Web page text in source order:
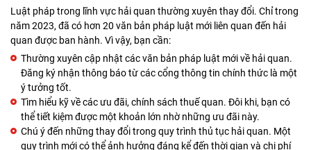
Luật pháp trong lĩnh vực hải quan thường xuyên thay đổi. Chỉ trong
năm 2023, đã có hơn 20 văn bản pháp luật mới liên quan đến hải
quan được ban hành. Vì vậy, bạn cần:
Thường xuyên cập nhật các văn bản pháp luật mới về hải quan.
Đăng ký nhận thông báo từ các cổng thông tin chính thức là một
ý tưởng tốt.
Tìm hiểu kỹ về các ưu đãi, chính sách thuế quan. Đôi khi, bạn có
thể tiết kiệm được một khoản lớn nhờ những ưu đãi này.
Chú ý đến những thay đổi trong quy trình thủ tục hải quan. Một
quy trình mới có thể ảnh hưởng đáng kể đến thời gian và chi phí